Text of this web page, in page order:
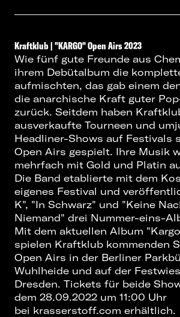
Kraftklub | "KARGO" Open Airs 2023
Wie fünf gute Freunde aus
ihrem Debütalbum die
aufmischten, das gab einem
die anarchische Kraft guter
zurück. Seitdem haben
ausverkaufte Tourneen und
Headliner-Shows auf Festivals
Open Airs gespielt. Ihre Musik
mehrfach mit Gold und Platin
Die Band etablierte mit dem
eigenes Festival und
K", "In Schwarz" und "Keine
Niemand" drei Nummer-eins-
Mit dem aktuellen Album
spielen Kraftklub kommenden
Open Airs in der Berliner
Wuhlheide und auf der
Dresden. Tickets für beide
dem 28.09.2022 um 11:00 Uhr
bei krasserstoff.com erhältlich.